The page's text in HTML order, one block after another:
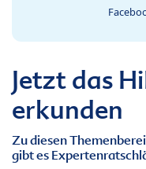
Jetzt das
erkunden
Zu diesen
gibt es